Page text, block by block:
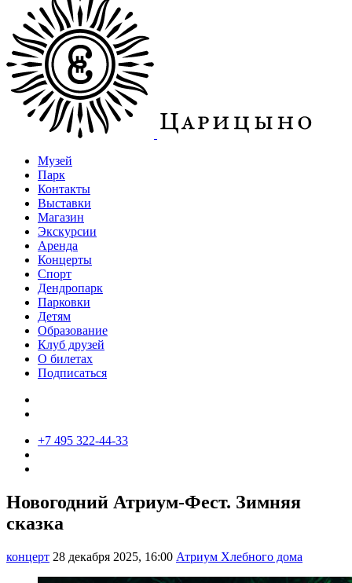
Музей
Парк
Контакты
Выставки
Магазин
Экскурсии
Аренда
Концерты
Спорт
Дендропарк
Парковки
Детям
Образование
Клуб друзей
О билетах
Подписаться
+7 495 322-44-33
Новогодний Атриум-Фест. Зимняя
сказка
концерт 28 декабря 2025, 16:00 Атриум Хлебного дома